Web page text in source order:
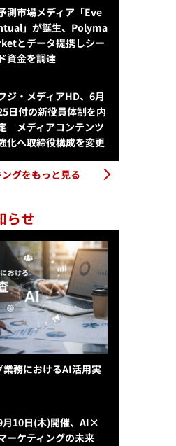
測市場メディア「Eve
」が誕生、Polyma
とデータ提携しシー
ド資金を調達
ジ・メディアHD、6月
日付の新役員体制を内
メディアコンテンツ
化へ取締役構成を変更
グをもっと見る
らせ
務におけるAI活用実
月10日(木)開催、AI×
ーケティングの未来